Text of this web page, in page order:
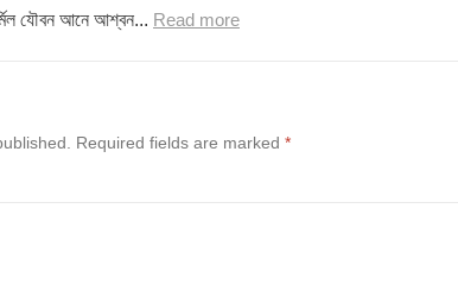
যৌবন আনে আশ্বন... Read more
Required fields are marked *